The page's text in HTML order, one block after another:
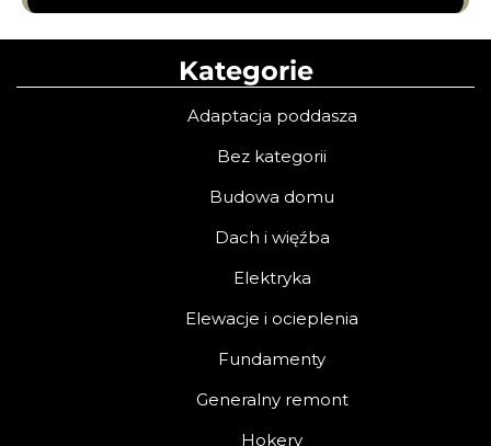
Kategorie
Adaptacja poddasza
Bez kategorii
Budowa domu
Dach i więźba
Elektryka
Elewacje i ocieplenia
Fundamenty
Generalny remont
Hokery